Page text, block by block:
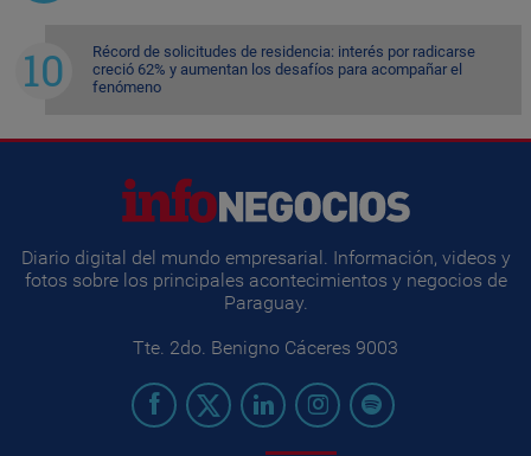
Récord de solicitudes de residencia: interés por radicarse
creció 62% y aumentan los desafíos para acompañar el
fenómeno
Diario digital del mundo empresarial. Información, videos y
fotos sobre los principales acontecimientos y negocios de
Paraguay.
Tte. 2do. Benigno Cáceres 9003